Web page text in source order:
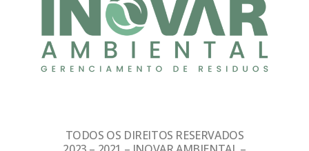
TODOS OS DIREITOS RESERVADOS